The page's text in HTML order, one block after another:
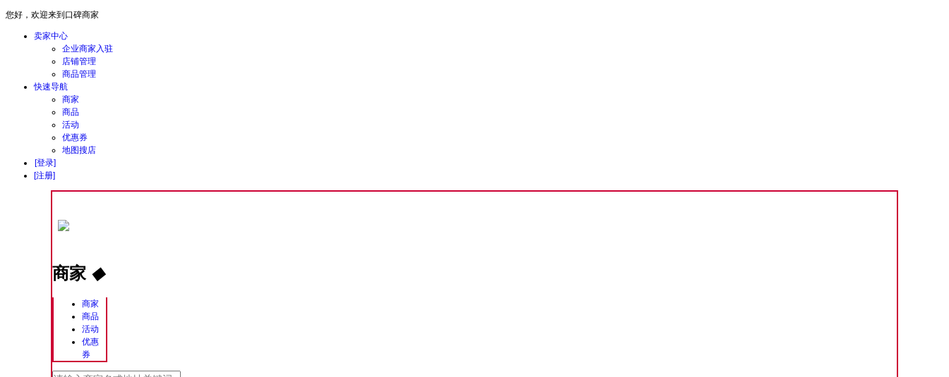
您好，欢迎来到口碑商家
卖家中心
企业商家入驻
店铺管理
商品管理
快速导航
商家
商品
活动
优惠券
地图搜店
[登录]
[注册]
商家 ◆
商家
商品
活动
优惠
券